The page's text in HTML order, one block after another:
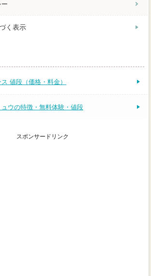
く表示
値段（価格・料金）
ウの特徴・無料体験・値段
スポンサードリンク